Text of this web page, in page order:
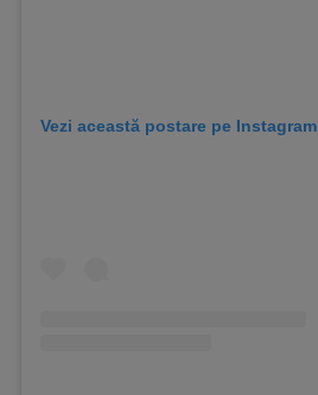
Vezi această postare pe Instagram